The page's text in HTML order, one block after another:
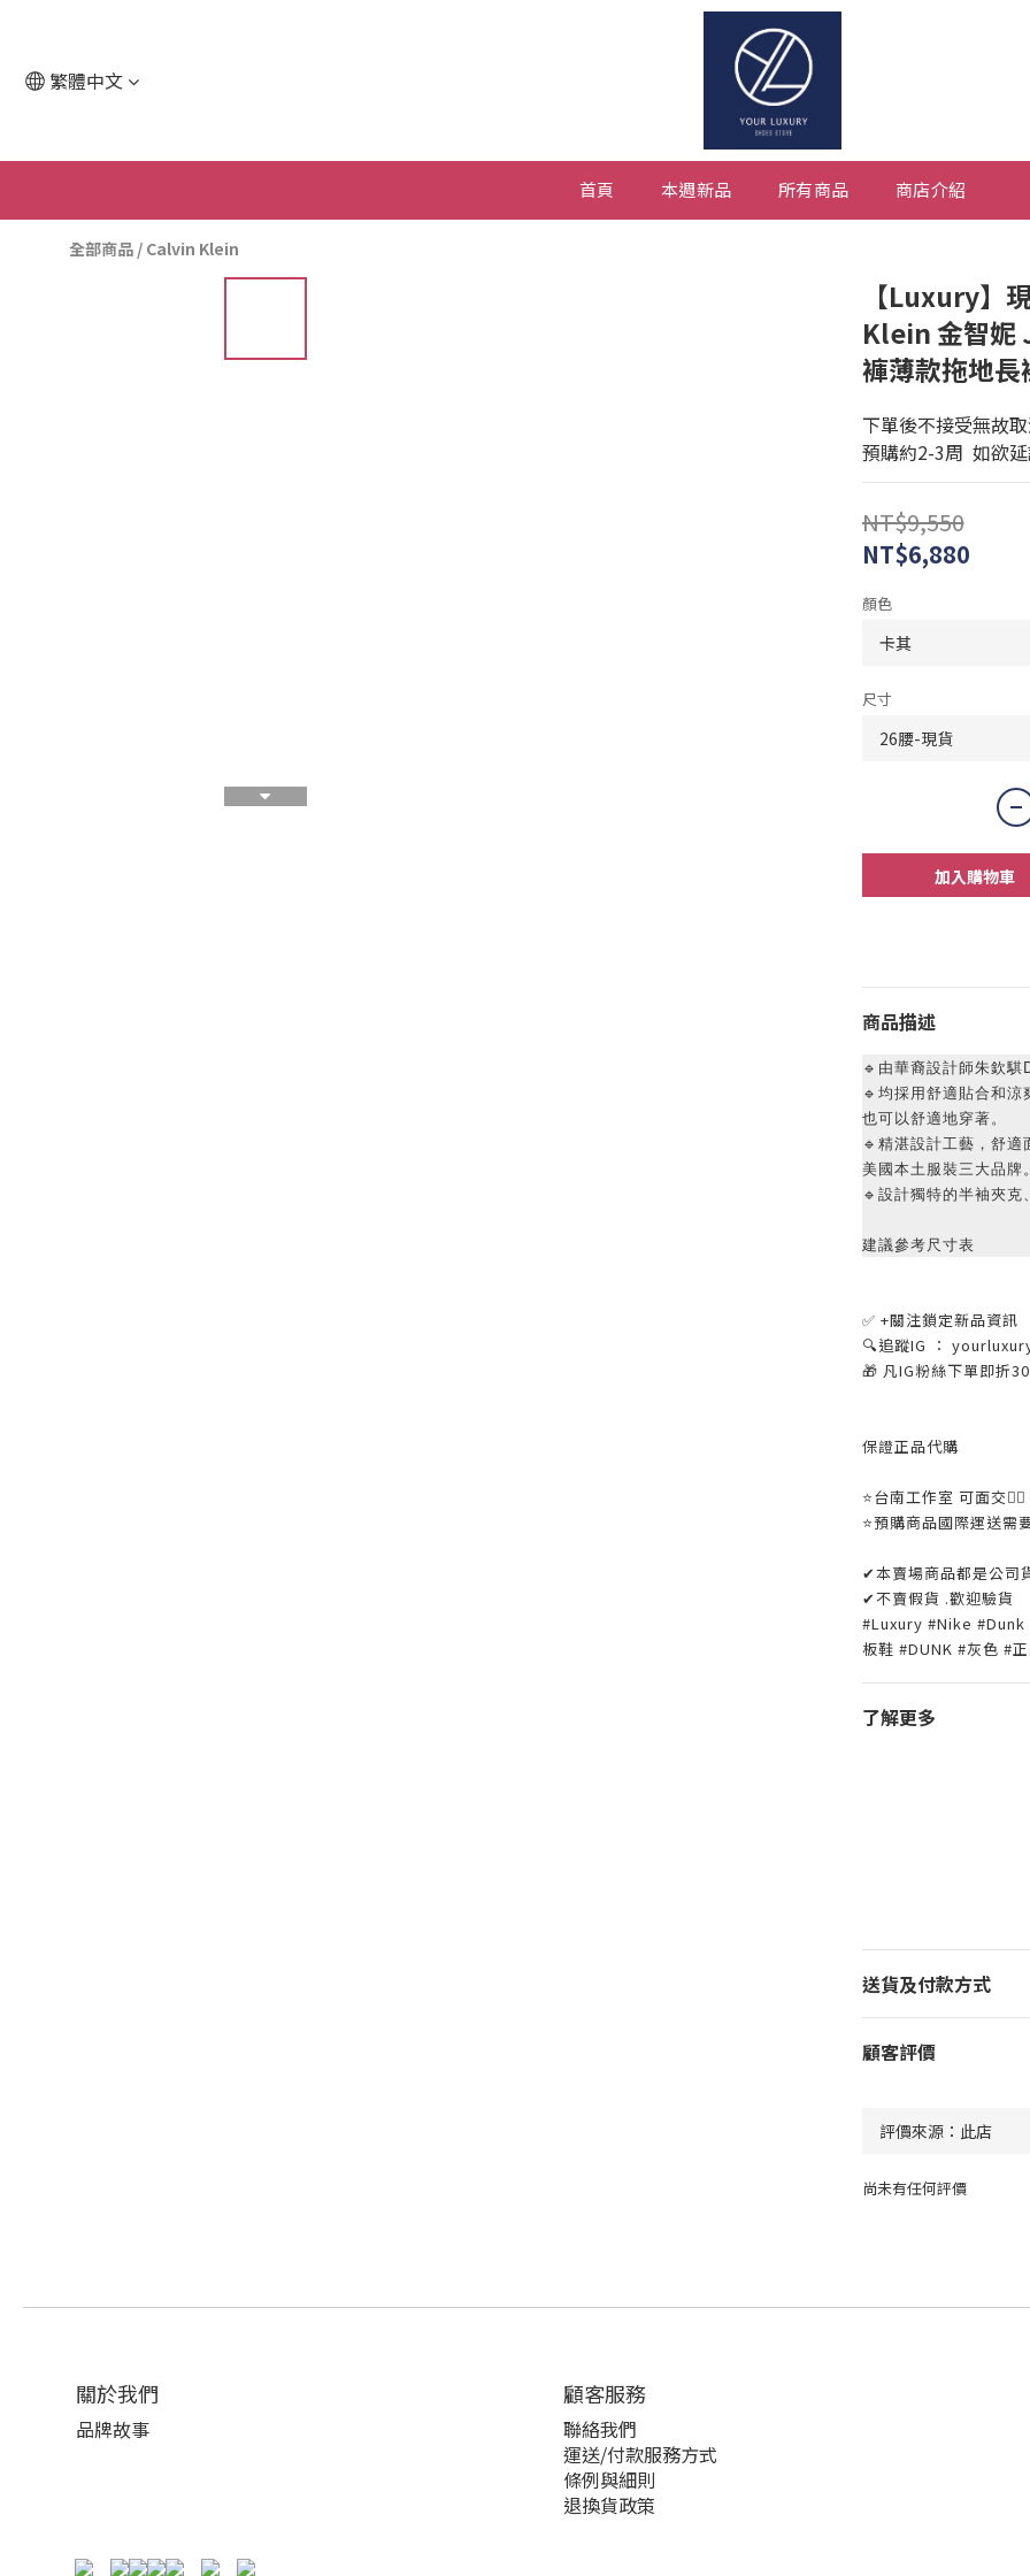
繁體中文
首頁 本週新品 所有商品 商店介紹
全部商品 / Calvin Klein
【Luxury】
Klein 金智妮
褲薄款拖地長
下單後不接受無故
預購約2-3周  如欲
NT$9,550
NT$6,880
顏色
尺寸
加入購物車
商品描述
🔹由華裔設計師朱欽
🔹均採用舒適貼合和
也可以舒適地穿著。
🔹精湛設計工藝，舒
美國本土服裝三大品牌
🔹設計獨特的半袖夾
建議參考尺寸表
✅ +關注鎖定新品資訊
🔍追蹤IG ：
🎁 凡IG粉絲下單即折
保證正品代購
⭐️台南工作室 可面交👌🏼
⭐️預購商品國際運送需
✔本賣場商品都是公司
✔不賣假貨 .歡迎驗貨
#Luxury #Nike
板鞋 #DUNK #灰色 #
了解更多
送貨及付款方式
顧客評價
尚未有任何評價
關於我們
品牌故事
顧客服務
聯絡我們
運送/付款服務方式
條例與細則
退換貨政策